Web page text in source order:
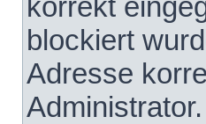
korrekt
blockiert
Adresse
Administrator.